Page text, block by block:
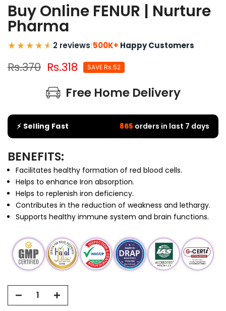
Buy Online FENUR | Nurture
Pharma
2 reviews|500K+ Happy Customers
Rs.370 Rs.318 SAVE Rs.52
Free Home Delivery
⚡ Selling Fast 865 orders in last 7 days
BENEFITS:
Facilitates healthy formation of red blood cells.
Helps to enhance Iron absorption.
Helps to replenish iron deficiency.
Contributes in the reduction of weakness and lethargy.
Supports healthy immune system and brain functions.